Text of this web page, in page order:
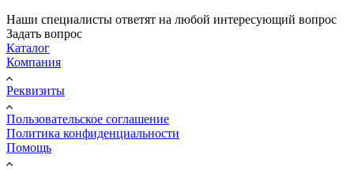
Наши специалисты ответят на любой интересующий вопрос
Задать вопрос
Каталог
Компания
Реквизиты
Пользовательское соглашение
Политика конфиденциальности
Помощь